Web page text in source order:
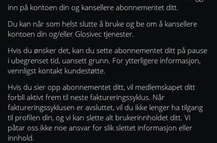
inn på kontoen din og kansellere abonnementet ditt.
Du kan når som helst slutte å bruke og be om å kansellere
kontoen din og/eller Glosivec tjenester.
Hvis du ønsker det, kan du sette abonnementet ditt på pause
i ubegrenset tid, uansett grunn. For ytterligere informasjon,
vennligst kontakt kundestøtte.
Hvis du sier opp abonnementet ditt, vil medlemskapet ditt
forbli aktivt frem til neste faktureringssyklus. Når
faktureringssyklusen er avsluttet, vil du ikke lenger ha tilgang
til profilen din, og vi kan slette alt brukerinnholdet ditt. Vi
påtar oss ikke noe ansvar for slik slettet informasjon eller
innhold.